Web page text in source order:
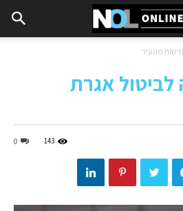
מהעיר
לביטול אגרת
0 143